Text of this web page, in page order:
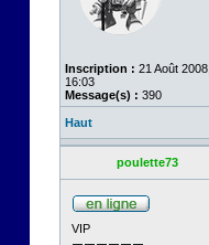
Inscription : 21 Août 2008,
16:03
Message(s) : 390
Haut
poulette73
VIP